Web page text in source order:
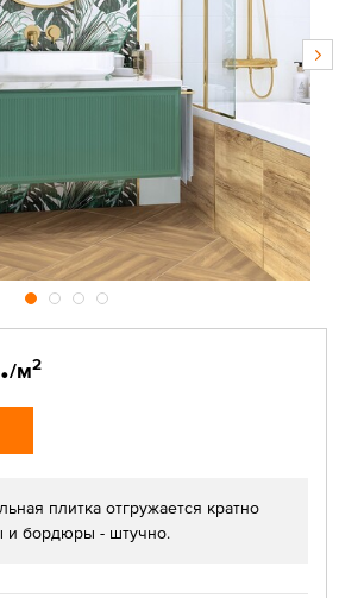
/м2
плитка отгружается кратно
и бордюры - штучно.